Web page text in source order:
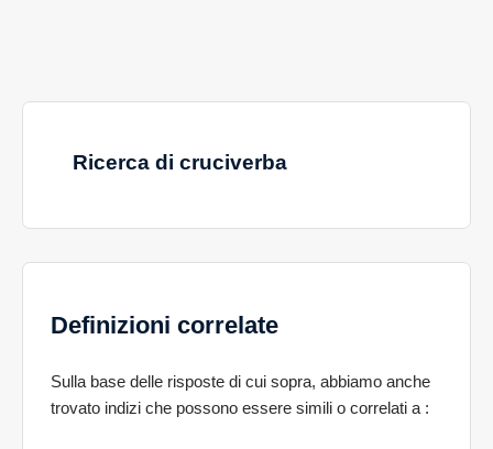
Ricerca di cruciverba
Definizioni correlate
Sulla base delle risposte di cui sopra, abbiamo anche
trovato indizi che possono essere simili o correlati a :